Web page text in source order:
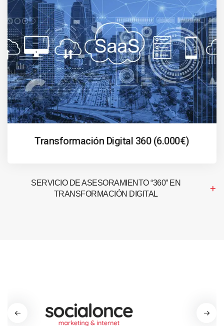
Transformación Digital 360 (6.000€)
SERVICIO DE ASESORAMIENTO “360” EN
TRANSFORMACIÓN DIGITAL